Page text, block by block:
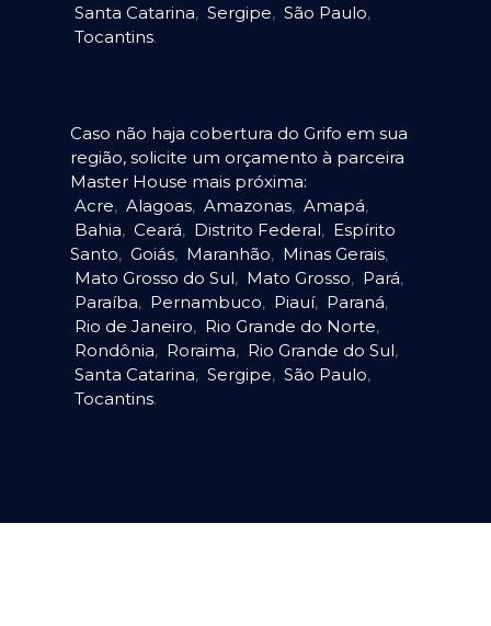
Santa Catarina, Sergipe, São Paulo,
Tocantins.
Caso não haja cobertura do Grifo em sua
região, solicite um orçamento à parceira
Master House mais próxima:
Acre, Alagoas, Amazonas, Amapá,
Bahia, Ceará, Distrito Federal, Espírito
Santo, Goiás, Maranhão, Minas Gerais,
Mato Grosso do Sul, Mato Grosso, Pará,
Paraíba, Pernambuco, Piauí, Paraná,
Rio de Janeiro, Rio Grande do Norte,
Rondônia, Roraima, Rio Grande do Sul,
Santa Catarina, Sergipe, São Paulo,
Tocantins.